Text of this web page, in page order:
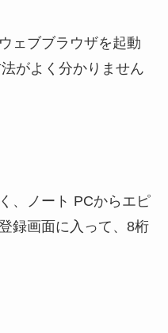
ェブブラウザを起動
がよく分かりません
、ノート PCからエピ
録画面に入って、8桁